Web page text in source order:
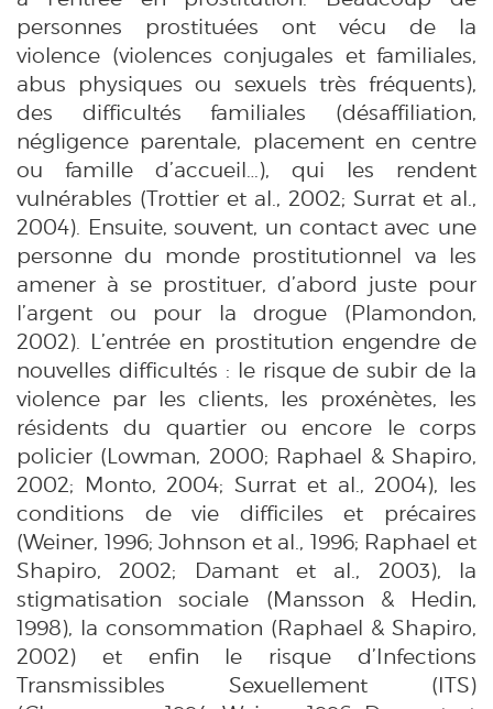
personnes prostituées ont vécu de la
violence (violences conjugales et familiales,
abus physiques ou sexuels très fréquents),
des difficultés familiales (désaffiliation,
négligence parentale, placement en centre
ou famille d’accueil…), qui les rendent
vulnérables (Trottier et al., 2002; Surrat et al.,
2004). Ensuite, souvent, un contact avec une
personne du monde prostitutionnel va les
amener à se prostituer, d’abord juste pour
l’argent ou pour la drogue (Plamondon,
2002). L’entrée en prostitution engendre de
nouvelles difficultés : le risque de subir de la
violence par les clients, les proxénètes, les
résidents du quartier ou encore le corps
policier (Lowman, 2000; Raphael & Shapiro,
2002; Monto, 2004; Surrat et al., 2004), les
conditions de vie difficiles et précaires
(Weiner, 1996; Johnson et al., 1996; Raphael et
Shapiro, 2002; Damant et al., 2003), la
stigmatisation sociale (Mansson & Hedin,
1998), la consommation (Raphael & Shapiro,
2002) et enfin le risque d’Infections
Transmissibles Sexuellement (ITS)